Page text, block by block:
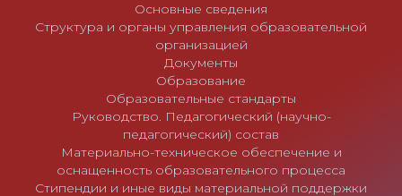
Основные сведения
Структура и органы управления образовательной
организацией
Документы
Образование
Образовательные стандарты
Руководство. Педагогический (научно-
педагогический) состав
Материально-техническое обеспечение и
оснащенность образовательного процесса
Стипендии и иные виды материальной поддержки